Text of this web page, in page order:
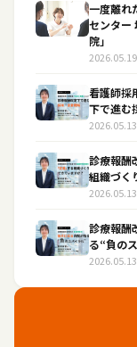
一度離れ
センター
院」
2026.05.19
看護師採
下で進む
2026.05.13
診療報酬
組織づく
2026.05.13
診療報酬
る“負の
2026.05.13